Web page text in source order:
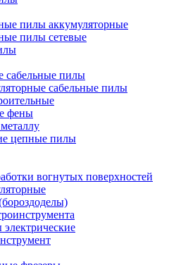
пилы аккумуляторные
пилы сетевые
сабельные пилы
сабельные пилы
фены
цепные пилы
вогнутых поверхностей
электрические